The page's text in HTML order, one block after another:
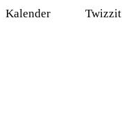
Kalender Twizzit